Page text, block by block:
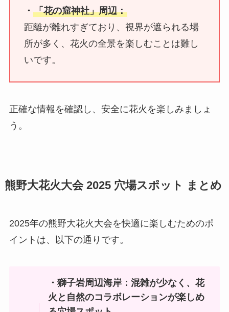
・ 「花の窟神社」周辺：
距離が離れすぎており、視界が遮られる場
所が多く、花火の全景を楽しむことは難し
いです。
正確な情報を確認し、安全に花火を楽しみましょ
う。
熊野大花火大会 2025 穴場スポット まとめ
2025年の熊野大花火大会を快適に楽しむためのポ
イントは、以下の通りです。
・獅子岩周辺海岸：混雑が少なく、花
火と自然のコラボレーションが楽しめ